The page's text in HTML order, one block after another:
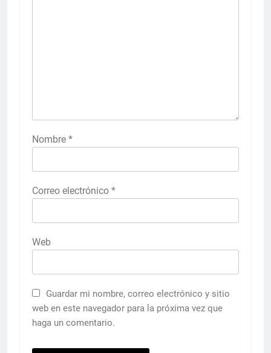
Nombre *
Correo electrónico *
Web
Guardar mi nombre, correo electrónico y sitio
web en este navegador para la próxima vez que
haga un comentario.